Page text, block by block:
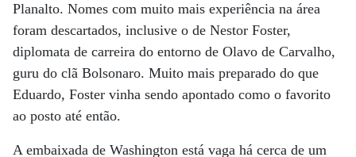
Planalto. Nomes com muito mais experiência na área
foram descartados, inclusive o de Nestor Foster,
diplomata de carreira do entorno de Olavo de Carvalho,
guru do clã Bolsonaro. Muito mais preparado do que
Eduardo, Foster vinha sendo apontado como o favorito
ao posto até então.
A embaixada de Washington está vaga há cerca de um